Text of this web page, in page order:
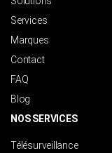
Services
Marques
Contact
FAQ
Blog
NOS SERVICES
Télésurveillance